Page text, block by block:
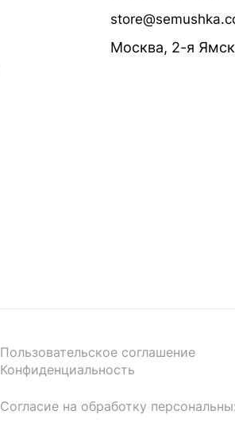
Москва, 2-я
Пользовательское соглашение
Конфиденциальность
Согласие на обработку